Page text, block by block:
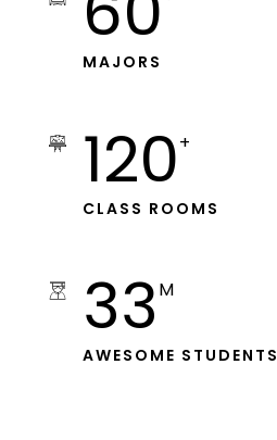
MAJORS
120+
CLASS ROOMS
33 M
AWESOME STUDENTS